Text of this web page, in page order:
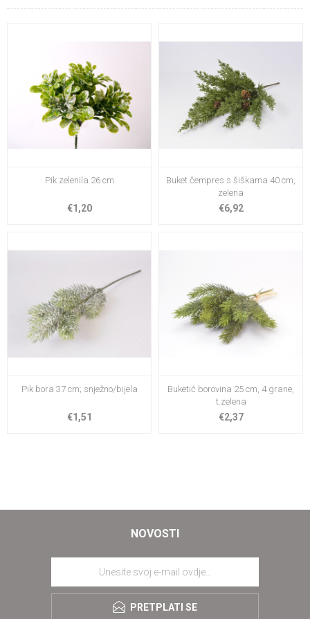
Pik zelenila 26 cm
€1,20
Buket čempres s šiškama 40 cm,
zelena
€6,92
Pik bora 37 cm; snježno/bijela
€1,51
Buketić borovina 25 cm, 4 grane,
t.zelena
€2,37
NOVOSTI
PRETPLATI SE